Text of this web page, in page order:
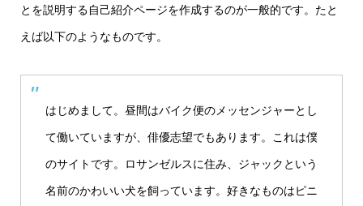
とを説明する自己紹介ページを作成するのが一般的です。たと
えば以下のようなものです。
はじめまして。昼間はバイク便のメッセンジャーとし
て働いていますが、俳優志望でもあります。これは僕
のサイトです。ロサンゼルスに住み、ジャックという
名前のかわいい犬を飼っています。好きなものはピニ